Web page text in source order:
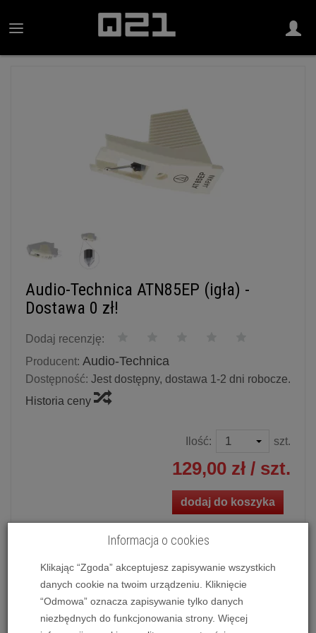
Audio-Technica ATN85EP (igła) -
Dostawa 0 zł!
Dodaj recenzję:
Producent: Audio-Technica
Dostępność: Jest dostępny, dostawa 1-2 dni robocze.
Historia ceny
Ilość: szt.
129,00 zł / szt.
dodaj do koszyka
Igła do wkładki gramofonowej Audio-Technica ATN85EP
Informacja o cookies
Klikając “Zgoda” akceptujesz zapisywanie wszystkich
danych cookie na twoim urządzeniu. Kliknięcie
“Odmowa” oznacza zapisywanie tylko danych
niezbędnych do funkcjonowania strony. Więcej